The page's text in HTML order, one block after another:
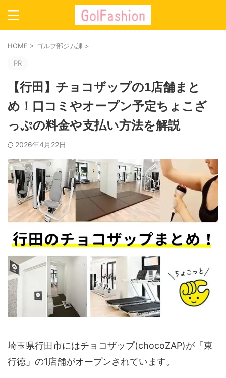
HOME > ゴルフ部ジム課 >
PR
【行田】チョコザップの1店舗まと
め！口コミやオープン予定ちょこざ
っぷの料金や支払い方法を解説
2026年4月22日
埼玉県行田市にはチョコザップ(chocoZAP)が「東
行徳」の1店舗がオープンされています。